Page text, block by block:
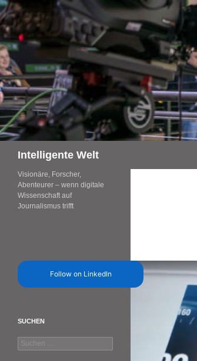
Zum
Inhalt
springen
Intelligente Welt
Visionäre, Forscher,
Abenteurer – wenn digitale
Wissenschaft auf
Journalismus trifft
Follow on LinkedIn
SUCHEN
Suchen
nach: